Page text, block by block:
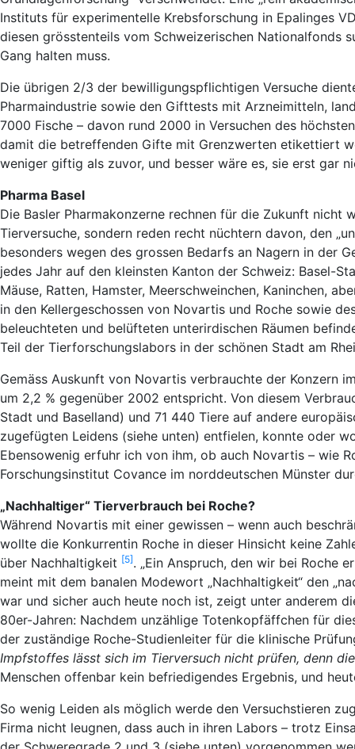
Instituts für experimentelle Krebsforschung in Epalinges
diesen grösstenteils vom Schweizerischen Nationalfonds
Gang halten muss.
Die übrigen 2/3 der bewilligungspflichtigen Versuche
Pharmaindustrie sowie den Gifttests mit Arzneimitteln,
7000 Fische – davon rund 2000 in Versuchen des
damit die betreffenden Gifte mit Grenzwerten etikettiert
weniger giftig als zuvor, und besser wäre es, sie erst gar
Pharma Basel
Die Basler Pharmakonzerne rechnen für die Zukunft
Tierversuche, sondern reden recht nüchtern davon, den
besonders wegen des grossen Bedarfs an Nagern in der
jedes Jahr auf den kleinsten Kanton der Schweiz: Basel-
Mäuse, Ratten, Hamster, Meerschweinchen, Kaninchen,
in den Kellergeschossen von Novartis und Roche sowie
beleuchteten und belüfteten unterirdischen Räumen
Teil der Tierforschungslabors in der schönen Stadt am
Gemäss Auskunft von Novartis verbrauchte der Konzern
um 2,2 % gegenüber 2002 entspricht. Von diesem
Stadt und Baselland) und 71 440 Tiere auf andere
zugefügten Leidens (siehe unten) entfielen, konnte oder
Ebensowenig erfuhr ich von ihm, ob auch Novartis – wie
Forschungsinstitut Covance im norddeutschen Münster
„Nachhaltiger“ Tierverbrauch bei Roche?
Während Novartis mit einer gewissen – wenn auch
wollte die Konkurrentin Roche in dieser Hinsicht keine
über Nachhaltigkeit [5]. „Ein Anspruch, den wir bei Roche
meint mit dem banalen Modewort „Nachhaltigkeit“ den
war und sicher auch heute noch ist, zeigt unter anderem
80er-Jahren: Nachdem unzählige Totenkopfäffchen für
der zuständige Roche-Studienleiter für die klinische
Impfstoffes lässt sich im Tierversuch nicht prüfen, denn
Menschen offenbar kein befriedigendes Ergebnis, und
So wenig Leiden als möglich werde den Versuchstieren
Firma nicht leugnen, dass auch in ihren Labors – trotz